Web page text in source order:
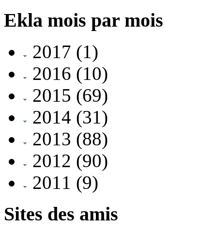
Ekla mois par mois
2017 (1)
2016 (10)
2015 (69)
2014 (31)
2013 (88)
2012 (90)
2011 (9)
Sites des amis